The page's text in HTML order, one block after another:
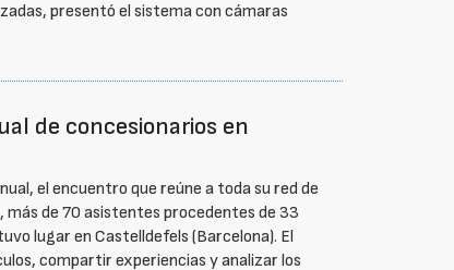
presentó el sistema con cámaras
de concesionarios en
el encuentro que reúne a toda su red de
más de 70 asistentes procedentes de 33
lugar en Castelldefels (Barcelona). El
compartir experiencias y analizar los